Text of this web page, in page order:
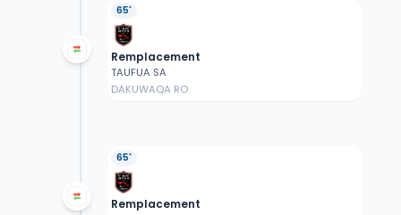
65'
Remplacement
TAUFUA SA
DAKUWAQA RO
65'
Remplacement